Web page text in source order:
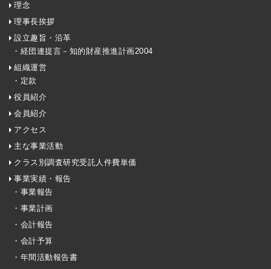
理念
理事長挨拶
設立趣旨・沿革
・経団連提言－知的財産推進計画2004
組織運営
・定款
役員紹介
会員紹介
アクセス
主な事業活動
クラス別調査研究受託人件費単価
事業実績・報告
・事業報告
・事業計画
・会計報告
・会計予算
・年間活動報告書